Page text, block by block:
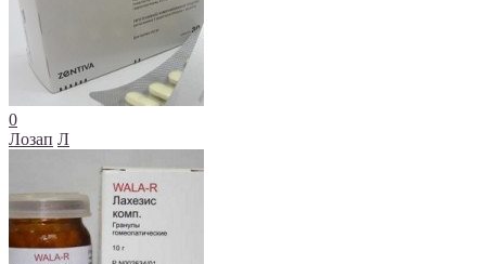
0
Лозап Л